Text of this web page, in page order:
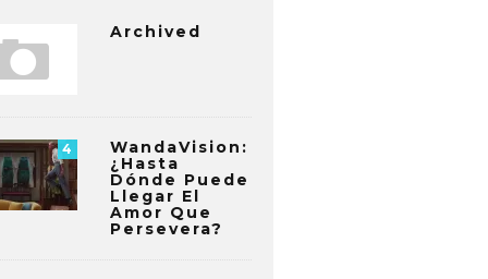
Archived
4
WandaVision:
¿Hasta
Dónde Puede
Llegar El
Amor Que
Persevera?